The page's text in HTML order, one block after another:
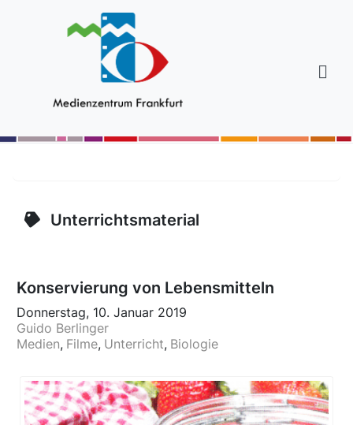
Unterrichtsmaterial
Konservierung von Lebensmitteln
Donnerstag, 10. Januar 2019
Guido Berlinger
Medien Filme Unterricht Biologie